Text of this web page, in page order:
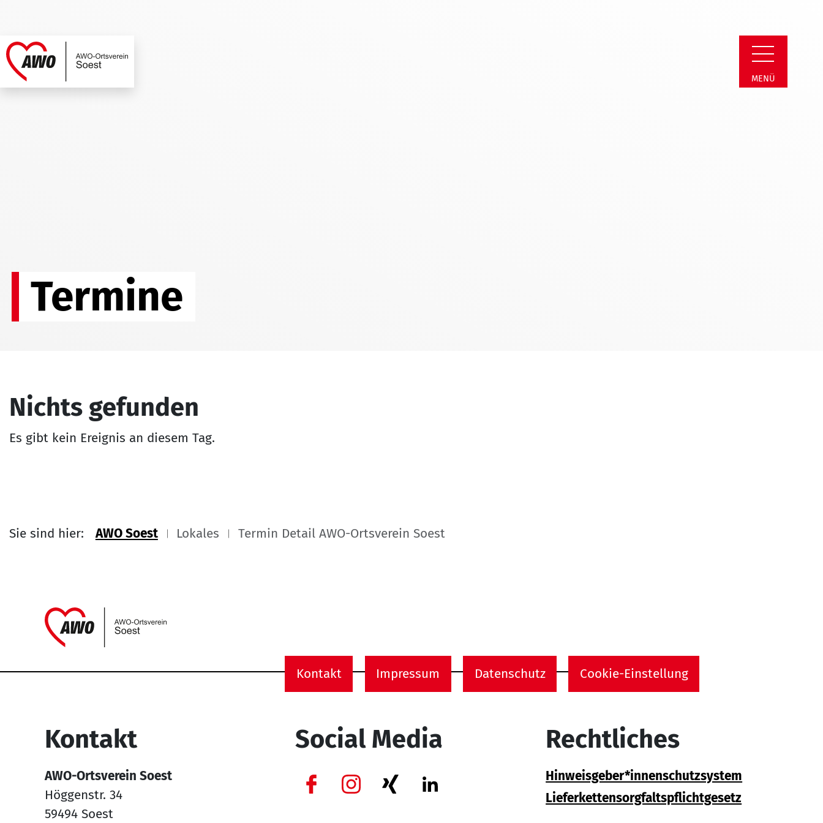
MENÜ
Termine
Nichts gefunden
Es gibt kein Ereignis an diesem Tag.
Sie sind hier: AWO Soest Lokales Termin Detail AWO-Ortsverein Soest
Link zu Home
Service Informationen
Kontakt Impressum Datenschutz Cookie-Einstellung
Kontakt
AWO-Ortsverein Soest
Höggenstr. 34
59494 Soest
Social Media
FacebookInstagramXing
Rechtliches
Hinweisgeber*innenschutzsystem
Lieferkettensorgfaltspflichtgesetz